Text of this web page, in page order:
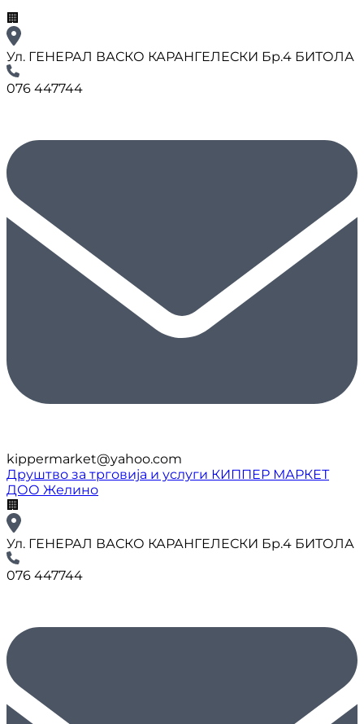
🏢
Ул. ГЕНЕРАЛ ВАСКО КАРАНГЕЛЕСКИ Бр.4 БИТОЛА
076 447744
kippermarket@yahoo.com
Друштво за трговија и услуги КИППЕР МАРКЕТ
ДОО Желино
🏢
Ул. ГЕНЕРАЛ ВАСКО КАРАНГЕЛЕСКИ Бр.4 БИТОЛА
076 447744